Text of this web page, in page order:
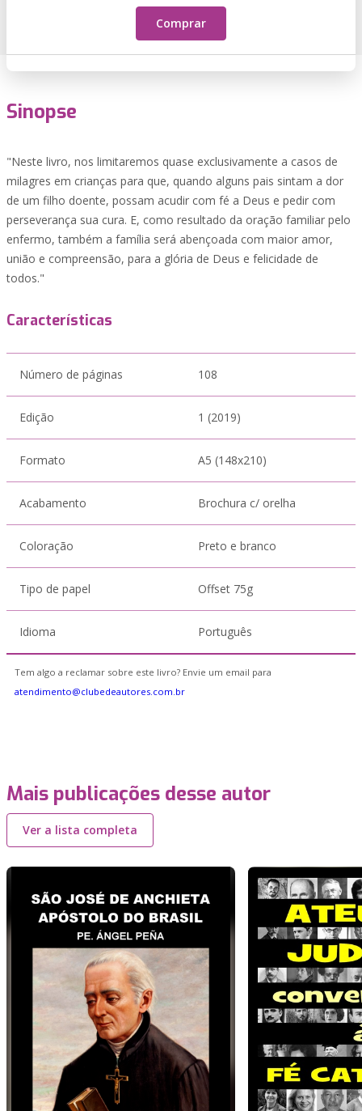
Comprar
Sinopse
"Neste livro, nos limitaremos quase exclusivamente a casos de
milagres em crianças para que, quando alguns pais sintam a dor
de um filho doente, possam acudir com fé a Deus e pedir com
perseverança sua cura. E, como resultado da oração familiar pelo
enfermo, também a família será abençoada com maior amor,
união e compreensão, para a glória de Deus e felicidade de
todos."
Características
Número de páginas 108
Edição 1 (2019)
Formato A5 (148x210)
Acabamento Brochura c/ orelha
Coloração Preto e branco
Tipo de papel Offset 75g
Idioma Português
Tem algo a reclamar sobre este livro? Envie um email para
atendimento@clubedeautores.com.br
Mais publicações desse autor
Ver a lista completa